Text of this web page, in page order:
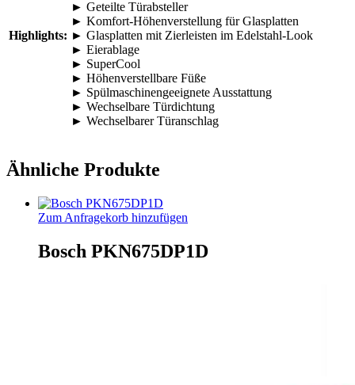
Highlights:
► Geteilte Türabsteller
► Komfort-Höhenverstellung für Glasplatten
► Glasplatten mit Zierleisten im Edelstahl-Look
► Eierablage
► SuperCool
► Höhenverstellbare Füße
► Spülmaschinengeeignete Ausstattung
► Wechselbare Türdichtung
► Wechselbarer Türanschlag
Ähnliche Produkte
Zum Anfragekorb hinzufügen
Bosch PKN675DP1D